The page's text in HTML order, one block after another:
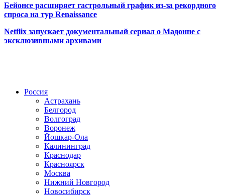
Бейонсе расширяет гастрольный график из-за рекордного
спроса на тур Renaissance
Netflix запускает документальный сериал о Мадонне с
эксклюзивными архивами
Россия
Астрахань
Белгород
Волгоград
Воронеж
Йошкар-Ола
Калининград
Краснодар
Красноярск
Москва
Нижний Новгород
Новосибирск